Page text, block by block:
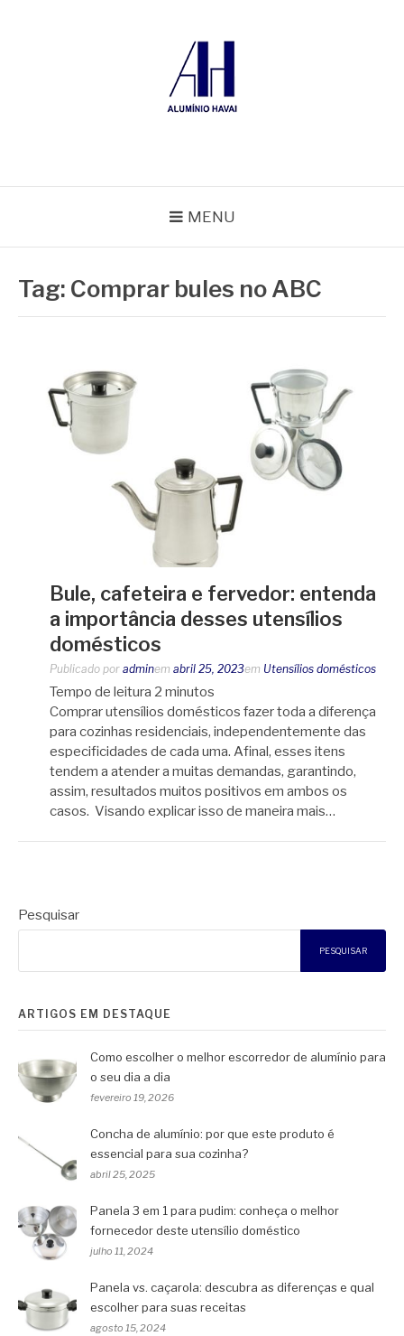
MENU
Tag: Comprar bules no ABC
Bule, cafeteira e fervedor: entenda
a importância desses utensílios
domésticos
Publicado por adminem abril 25, 2023em Utensílios domésticos
Tempo de leitura 2 minutos
Comprar utensílios domésticos fazer toda a diferença
para cozinhas residenciais, independentemente das
especificidades de cada uma. Afinal, esses itens
tendem a atender a muitas demandas, garantindo,
assim, resultados muitos positivos em ambos os
casos. Visando explicar isso de maneira mais…
Pesquisar
PESQUISAR
ARTIGOS EM DESTAQUE
Como escolher o melhor escorredor de alumínio para
o seu dia a dia
fevereiro 19, 2026
Concha de alumínio: por que este produto é
essencial para sua cozinha?
abril 25, 2025
Panela 3 em 1 para pudim: conheça o melhor
fornecedor deste utensílio doméstico
julho 11, 2024
Panela vs. caçarola: descubra as diferenças e qual
escolher para suas receitas
agosto 15, 2024